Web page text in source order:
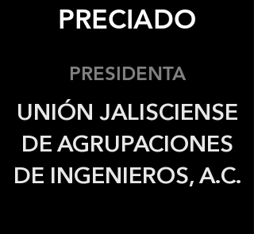
PRECIADO
PRESIDENTA
UNIÓN JALISCIENSE
DE AGRUPACIONES
DE INGENIEROS, A.C.